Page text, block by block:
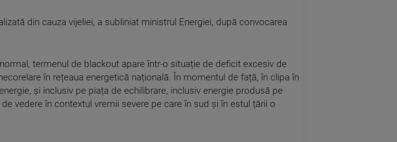
din cauza vijeliei, a subliniat ministrul Energiei, după convocarea
termenul de blackout apare într-o situație de deficit excesiv de
în rețeaua energetică națională. În momentul de față, în clipa în
și inclusiv pe piața de echilibrare, inclusiv energie produsă pe
vedere în contextul vremii severe pe care în sud și în estul țării o